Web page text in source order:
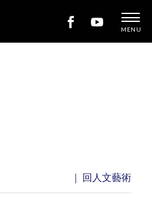
MENU
｜ 回人文藝術